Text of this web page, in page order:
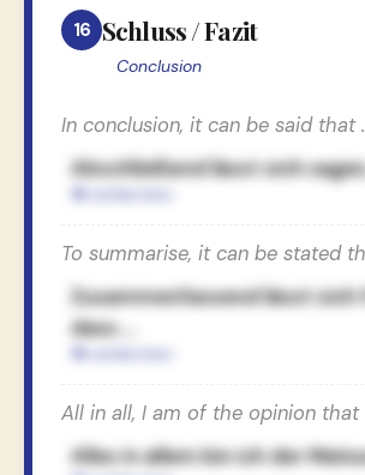
16 Schluss / Fazit
Conclusion
In conclusion, it can be said that
Abschließend lässt sich
To summarise, it can be stated
Zusammenfassend lässt sich
dass …
All in all, I am of the opinion that
Alles in allem bin ich der